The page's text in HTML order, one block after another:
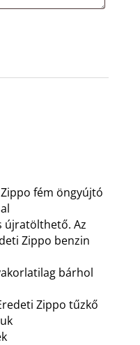
fém öngyújtó
újratölthető. Az
Zippo benzin
bárhol
Zippo tűzkő